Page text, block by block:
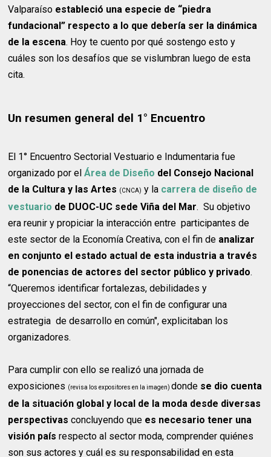
Valparaíso estableció una especie de “piedra
fundacional” respecto a lo que debería ser la dinámica
de la escena. Hoy te cuento por qué sostengo esto y
cuáles son los desafíos que se vislumbran luego de esta
cita.
Un resumen general del 1° Encuentro
El 1° Encuentro Sectorial Vestuario e Indumentaria fue
organizado por elÁrea de Diseño del Consejo Nacional
de la Cultura y las Artes (CNCA) y la carrera de diseño de
vestuario de DUOC-UC sede Viña del Mar. Su objetivo
era reunir y propiciar la interacción entre participantes de
este sector de la Economía Creativa, con el fin de analizar
en conjunto el estado actual de esta industria a través
de ponencias de actores del sector público y privado.
“Queremos identificar fortalezas, debilidades y
proyecciones del sector, con el fin de configurar una
estrategia de desarrollo en común", explicitaban los
organizadores.
Para cumplir con ello se realizó una jornada de
exposiciones (revisa los expositores en la imagen)donde se dio cuenta
de la situación global y local de la moda desde diversas
perspectivas concluyendo que es necesario tener una
visión país respecto al sector moda, comprender quiénes
son sus actores y cuál es su responsabilidad en esta